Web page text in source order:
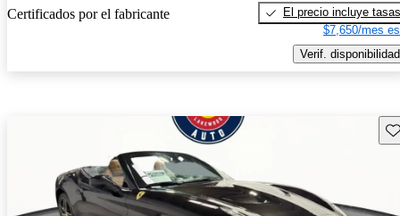
Certificados por el fabricante
El precio incluye tasas
$7,650/mes
Verif. disponibilidad